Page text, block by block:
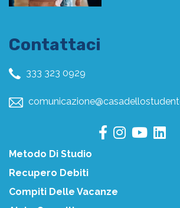
Contattaci
333 323 0929
Metodo Di Studio
Recupero Debiti
Compiti Delle Vacanze